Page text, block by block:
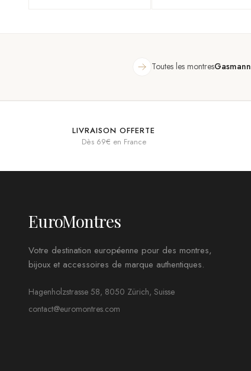
Toutes les montresGasmann
LIVRAISON OFFERTE
Dès 69€ en France
EuroMontres
Votre destination européenne pour des montres,
bijoux et accessoires de marque authentiques.
Hagenholzstrasse 58, 8050 Zürich, Suisse
contact@euromontres.com